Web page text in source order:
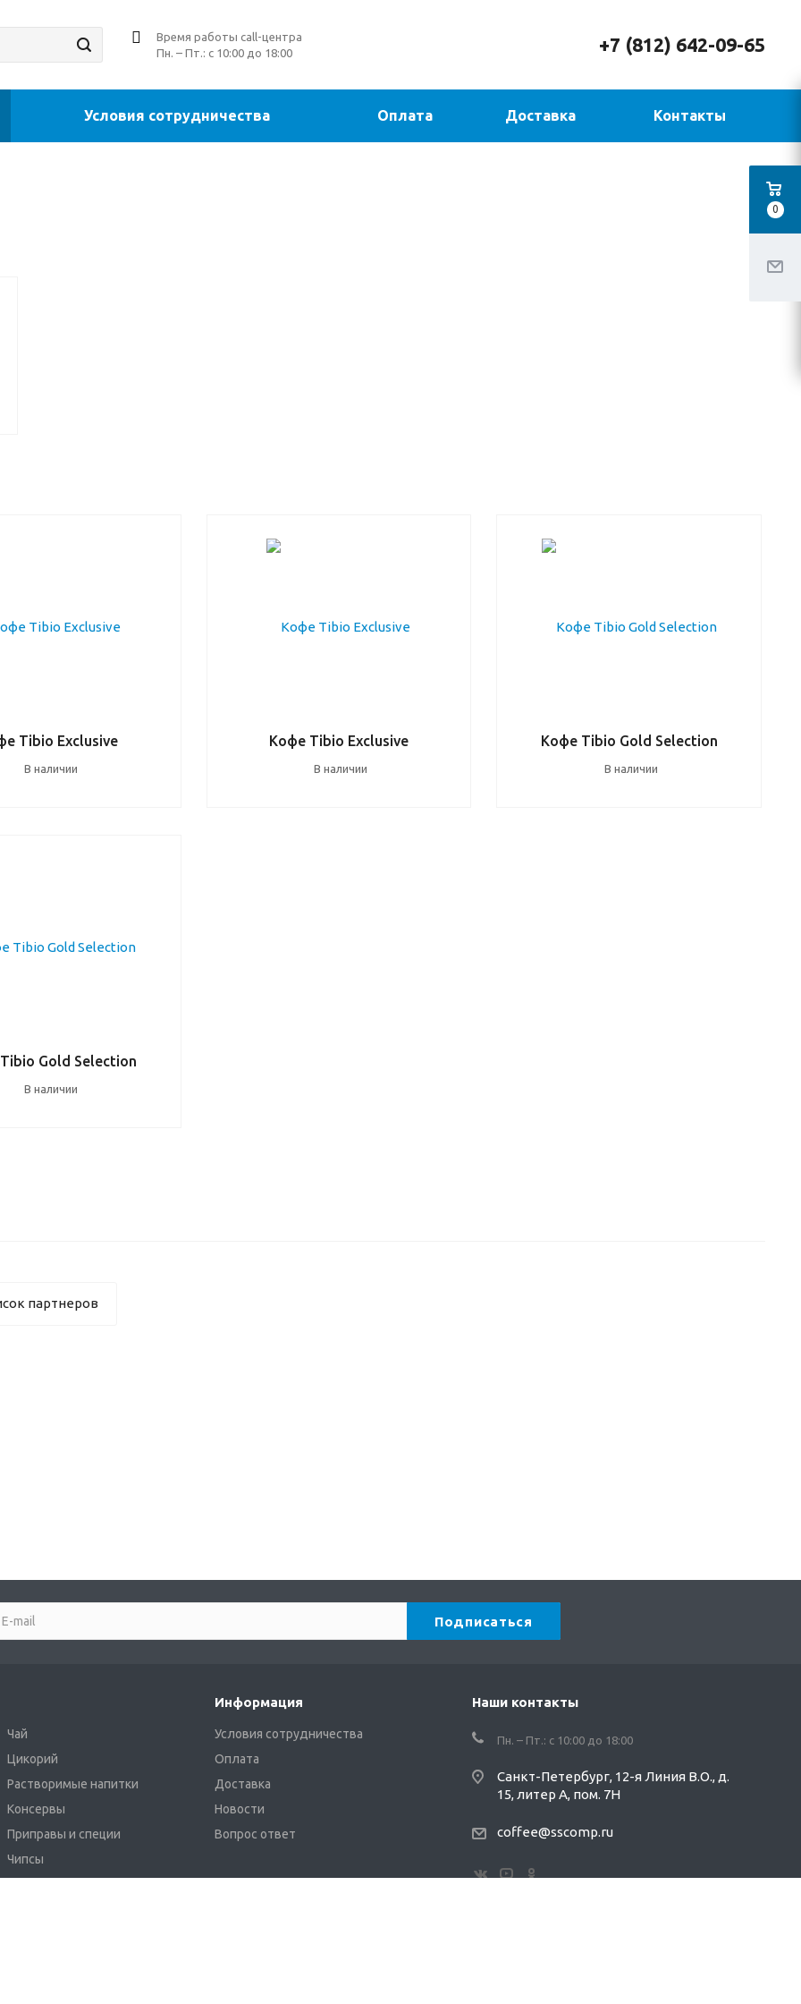
+7 (812) 642-09-65
Время работы call-центра
Пн. – Пт.: с 10:00 до 18:00
Условия сотрудничества Оплата Доставка Контакты
Tibio Exclusive
В наличии
Кофе Tibio Exclusive
В наличии
Кофе Tibio Gold Selection
В наличии
Gold Selection
В наличии
партнеров
Чай
Цикорий
Растворимые напитки
Консервы
Приправы и специи
Чипсы
Информация
Условия сотрудничества
Оплата
Доставка
Новости
Вопрос ответ
Наши контакты
Пн. – Пт.: с 10:00 до 18:00
Санкт-Петербург, 12-я Линия В.О., д.
15, литер А, пом. 7Н
coffee@sscomp.ru
0